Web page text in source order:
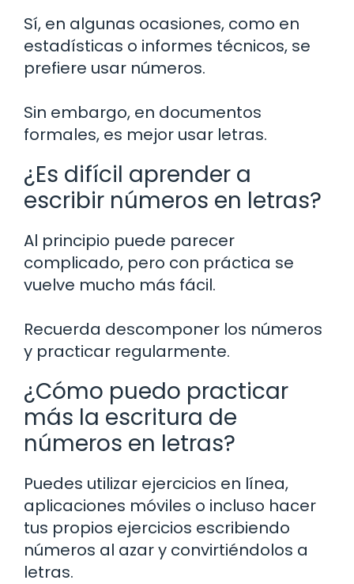
Sí, en algunas ocasiones, como en
estadísticas o informes técnicos, se
prefiere usar números.
Sin embargo, en documentos
formales, es mejor usar letras.
¿Es difícil aprender a
escribir números en letras?
Al principio puede parecer
complicado, pero con práctica se
vuelve mucho más fácil.
Recuerda descomponer los números
y practicar regularmente.
¿Cómo puedo practicar
más la escritura de
números en letras?
Puedes utilizar ejercicios en línea,
aplicaciones móviles o incluso hacer
tus propios ejercicios escribiendo
números al azar y convirtiéndolos a
letras.